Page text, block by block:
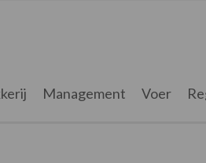
Management Voer